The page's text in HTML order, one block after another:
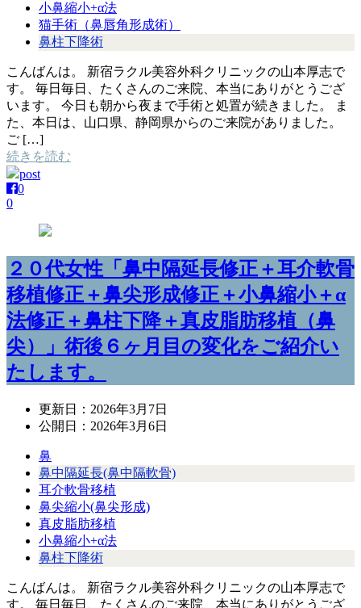
小鼻縮小+α法
猫手術（鼻唇角形成術）
鼻柱下降術
こんばんは。 新宿ラクル美容外科クリニックの山本厚志で
す。 毎日毎日、たくさんのご来院、本当にありがとうござ
います。 今日も朝から夜まで手術と処置が続きました。 ま
た、本日は、山口県、静岡県からのご来院がありました。
ご […]
続きを読む
post
0
0
２０代女性「鼻中隔延長修正＋耳介軟骨
移植修正＋鼻尖形成修正＋小鼻縮小＋α
法修正＋鼻柱下降＋真皮脂肪移植（鼻
尖）」術後６ヶ月目の変化をご紹介い
たします。
更新日： 2026年3月7日
公開日： 2026年3月6日
鼻
鼻中隔延長(鼻中隔軟骨)
耳介軟骨移植
鼻尖縮小(鼻尖形成)
真皮脂肪移植
小鼻縮小+α法
鼻柱下降術
こんばんは。 新宿ラクル美容外科クリニックの山本厚志で
す。 毎日毎日、たくさんのご来院、本当にありがとうござ